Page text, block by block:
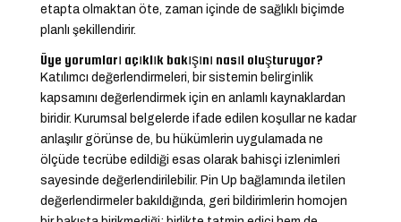
etapta olmaktan öte, zaman içinde de sağlıklı biçimde
planlı şekillendirir.
Üye yorumları açıklık bakışını nasıl oluşturuyor?
Katılımcı değerlendirmeleri, bir sistemin belirginlik
kapsamını değerlendirmek için en anlamlı kaynaklardan
biridir. Kurumsal belgelerde ifade edilen koşullar ne kadar
anlaşılır görünse de, bu hükümlerin uygulamada ne
ölçüde tecrübe edildiği esas olarak bahisçi izlenimleri
sayesinde değerlendirilebilir. Pin Up bağlamında iletilen
değerlendirmeler bakıldığında, geri bildirimlerin homojen